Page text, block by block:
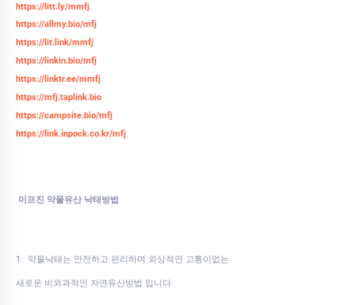
https://litt.ly/mmfj
https://allmy.bio/mfj
https://lit.link/mmfj
https://linkin.bio/mfj
https://linktr.ee/mmfj
https://mfj.taplink.bio
https://campsite.bio/mfj
https://link.inpock.co.kr/mfj
미프진 약물유산 낙태방법
1. 약물낙태는 안전하고 편리하며 외상적인 고통이없는
새로운 비외과적인 자연유산방법 입니다